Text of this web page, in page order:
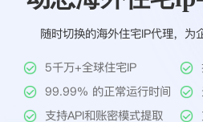
解决方案
工具
随时切换的海外住宅IP代理，为
5千万+全球住宅IP
99.99% 的正常运行时间
支持API和账密模式提取